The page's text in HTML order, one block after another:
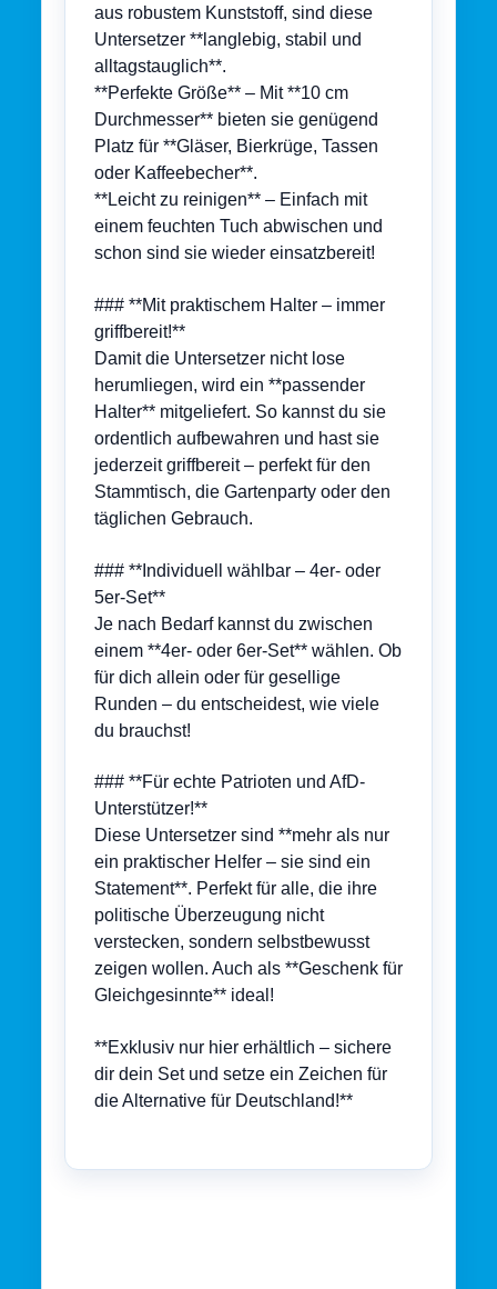
aus robustem Kunststoff, sind diese
Untersetzer **langlebig, stabil und
alltagstauglich**.
**Perfekte Größe** – Mit **10 cm
Durchmesser** bieten sie genügend
Platz für **Gläser, Bierkrüge, Tassen
oder Kaffeebecher**.
**Leicht zu reinigen** – Einfach mit
einem feuchten Tuch abwischen und
schon sind sie wieder einsatzbereit!
### **Mit praktischem Halter – immer
griffbereit!**
Damit die Untersetzer nicht lose
herumliegen, wird ein **passender
Halter** mitgeliefert. So kannst du sie
ordentlich aufbewahren und hast sie
jederzeit griffbereit – perfekt für den
Stammtisch, die Gartenparty oder den
täglichen Gebrauch.
### **Individuell wählbar – 4er- oder
5er-Set**
Je nach Bedarf kannst du zwischen
einem **4er- oder 6er-Set** wählen. Ob
für dich allein oder für gesellige
Runden – du entscheidest, wie viele
du brauchst!
### **Für echte Patrioten und AfD-
Unterstützer!**
Diese Untersetzer sind **mehr als nur
ein praktischer Helfer – sie sind ein
Statement**. Perfekt für alle, die ihre
politische Überzeugung nicht
verstecken, sondern selbstbewusst
zeigen wollen. Auch als **Geschenk für
Gleichgesinnte** ideal!
**Exklusiv nur hier erhältlich – sichere
dir dein Set und setze ein Zeichen für
die Alternative für Deutschland!**